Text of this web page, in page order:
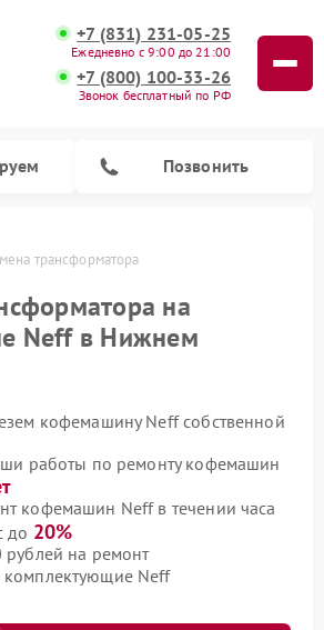
+7 (831) 231-05-25
Ежедневно с 9:00 до 21:00
+7 (800) 100-33-26
Звонок бесплатный по РФ
Позвонить
трансформатора
на
Neff в Нижнем
кофемашину Neff собственной
работы по ремонту кофемашин
кофемашин Neff в течении часа
до 20%
рублей на ремонт
Neff